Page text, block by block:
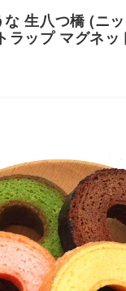
生八つ橋 (ニ
ラップ マグネッ